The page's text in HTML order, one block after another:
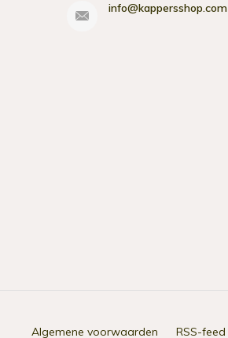
info@kappersshop.com
Algemene voorwaarden RSS-feed